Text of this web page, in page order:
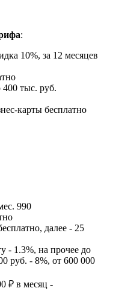
:
10%, за 12 месяцев
тыс. руб.
карты бесплатно
990
далее - 25
- 1.3%, на прочее до
руб. - 8%, от 600 000
₽ в месяц -